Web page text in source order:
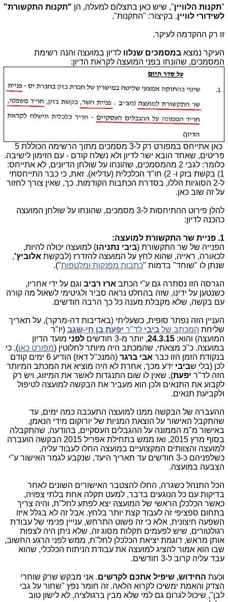
"תקנות הלוויין", שיש כאן בתצלום למעלה, הן "תקנות התקשורת"
לשידורי לוויין. בקיצור: "התקנות".
זו רק ההקדמה לעיקר.
העיקר נמצא במסמכים שנלוו לדיון במועצה והנה רשימת
המסמכים, שהונחו בפני המועצה לקראת הדיון:
כאן אתייחס במפורט רק ל-3 מסמכים מתוך הרשימה הכוללת 5
פריטים, שאחד הובא ישר לדיון ולא נשלח קודם - עם הזימון לישיבה.
כלומר: לגבי 2 מהמסמכים, שהונחו על שולחן הדיונים, לא אתייחס:
1) בקשת בזק ו- 2) חו"ד הכלכלית (עדליא). זאת, כי כבר התייחסתי
ל-2 הסוגיות הללו, בסדרת הכתבות הקודמות. כך, שאין צורך לחזור
על זה שוב כאן.
להלן פירוט ההתיחסות ל-3 מסמכים, שהונחו על שולחן המועצה
כהכנה לדיון:
1. פניית שר התקשורת למועצה:
הפנייה של שר התקשורת (ביבי נתניהו) למועצה יכולה להיות,
לכאורה, ראייה, שהוא לחץ על המועצה להזדרז (לבקשת אלוביץ',
שנתן לו "שוחד" בדמות "כתבות מפנקות ומלטפות").
הגרסה הזו נסתרה גם ע"י הכתב ארז רביב וגם על ידי אחריו,
כשנטען על ידינו, שזה בהחלט נראה סביר ולגיטימי לשאול מה קורה
עם בקשה, שלא מקבלת מענה כל כך הרבה חודשים.
העניין הזה נפתר סופית, כשעליתי (באדיבות דה-מרקר), על תאריך
שליחת המכתב של ביבי לד"ר יפעת בן חי-שגב (יו"ר
המועצה) והוא: 24.3.15, יותר מ-3 חודשים לפני מועד הדיון
במועצה. כ"כ מצאתי, שהמכתב היה מיותר לחלוטין (מפורט כאן), כי
בנקודת הזמן הזו כבר אבי ברגר
(המנכ"ל דאז) הודיע 6 ימים קודם
לכן (בלי שביבי ידע מכך, אחרת לא היה מוציא את המכתב המיותר
הזה לד"ר יפעת), שאין לו שום התנגדות לאשר את המיזוג, ויש רק
לקבוע את התנאים ולכן הוא מעביר את הבקשה למועצה לטיפול
ולקביעת תנאים.
ההעברה של הבקשה ממנו למועצה התעכבה כמה ימים, עד
שהתקבל האישור על הוצאת המניות של יורוקום מידי הנאמן,
באישור מ"מ הממונה על ההגבלים העסקיים, בהודעה, שהתקבלה
בסוף מרץ 2015, ואז ממש בתחילת אפריל 2015 הבקשה הועברה
למועצה והצוותים המקצועיים במועצה החלו לעבוד עליה,
כשלפניהם כ-3 חודשים עד תאריך היעד, שנקבע לגמר האישור ע"י
הצבעה במועצה.
הכל התנהל כשגרה, החלו להצטבר האישורים השונים לאחר
בדיקות עם כל הנוגעים בדבר, למעט תקלה אחת בלתי צפויה,
כאשר הכלכלן הראשי של המועצה יצא לפתע לחל"ת, והיה צריך
בתחום ספציפי זה לעבוד קצת יותר בלחץ. אבל זה לא בגלל איזו
השפעה חיצונית, אלא כי זה פשוט התרחש, ענייין פנימי של עבודת
רגולטורים, שיש לפעמים תקלות מסוג זה, שלא ניתן היה לצפות
אותן מראש, דוגמת יציאת הכלכלן לחל"ת, ממש לפני הרגע החשוב,
שבו הוא אמור להציג למועצה את עבודת הניתוח הכלכלי, שהוא
עבד עליה קרוב ל-3 חודשים.
וכעת החידוש, שיפיל אתכם לקרשים. אני מבקש שרק שוחרי
הצדק והאמת ימשיכו לקרוא הלאה. זה חומר נפץ "שחור על גבי
לבן", שיכול לגרום גם למי שלא מבין ברגולציה, לא לישון טוב